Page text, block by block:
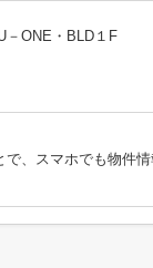
－ONE・BLD１F
で、スマホでも物件